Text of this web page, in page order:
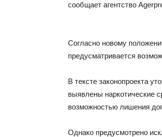
сообщает агентство
Согласно новому
предусматривается
В тексте законопроекта
выявлены наркотические
возможностью лишения
Однако предусмотрено